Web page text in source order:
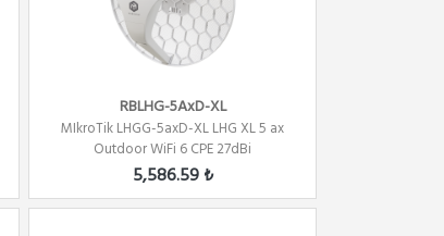
RBLHG-5AxD-XL
MIkroTik LHGG-5axD-XL LHG XL 5 ax
Outdoor WiFi 6 CPE 27dBi
5,586.59 ₺